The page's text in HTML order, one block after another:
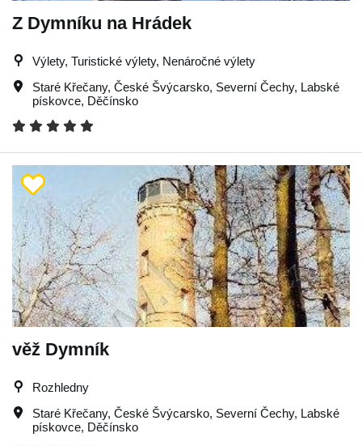
Z Dymníku na Hrádek
Výlety, Turistické výlety, Nenáročné výlety
Staré Křečany, České Švýcarsko, Severní Čechy, Labské
pískovce, Děčínsko
věž Dymník
Rozhledny
Staré Křečany, České Švýcarsko, Severní Čechy, Labské
pískovce, Děčínsko